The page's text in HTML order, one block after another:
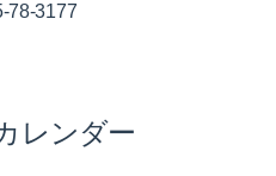
78-3177
レンダー